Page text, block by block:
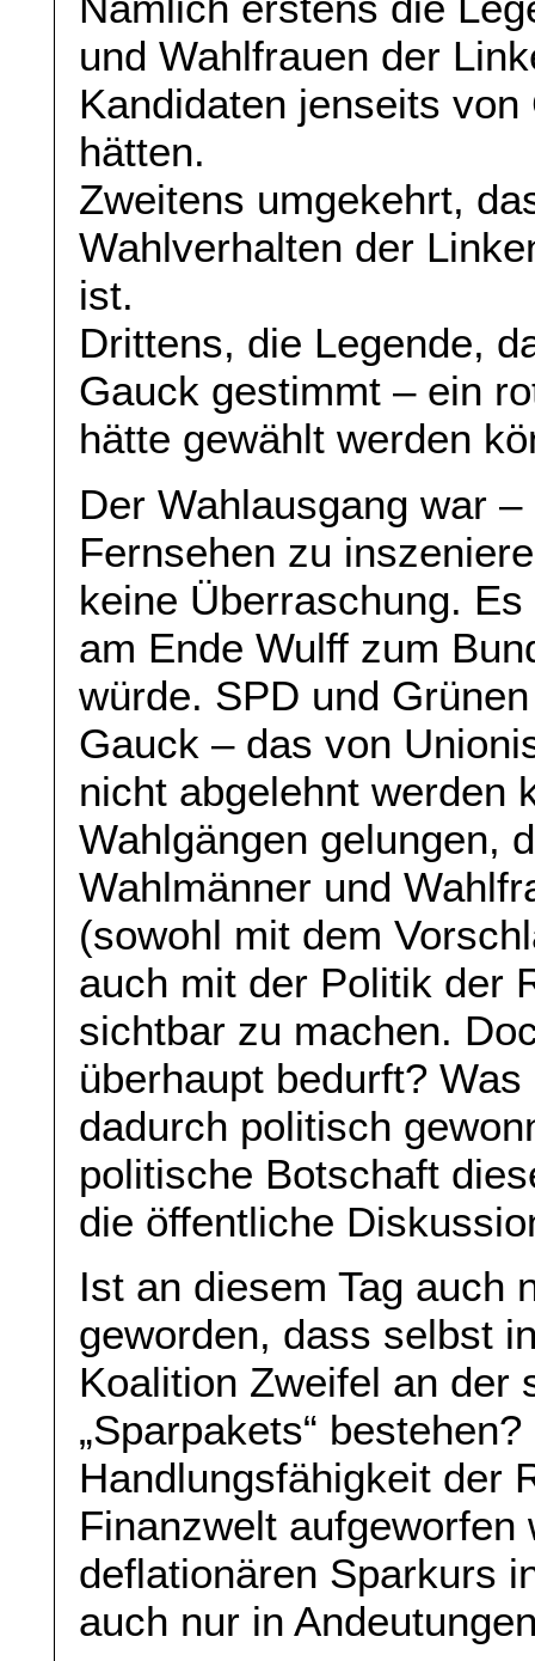
und Wahlfrauen der
Kandidaten jenseits
hätten.
Zweitens umgekehrt,
Wahlverhalten der
ist.
Drittens, die Legende,
Gauck gestimmt – ein
hätte gewählt werden
Der Wahlausgang war
Fernsehen zu
keine Überraschung.
am Ende Wulff zum
würde. SPD und
Gauck – das von
nicht abgelehnt werden
Wahlgängen gelungen,
Wahlmänner und
(sowohl mit dem
auch mit der Politik der
sichtbar zu machen.
überhaupt bedurft?
dadurch politisch
politische Botschaft
die öffentliche
Ist an diesem Tag auch
geworden, dass selbst
Koalition Zweifel an der
„Sparpakets“
Handlungsfähigkeit der
Finanzwelt
deflationären Sparkurs
auch nur in